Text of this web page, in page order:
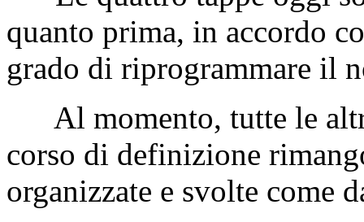
quanto prima, in accordo
grado di riprogrammare il
Al momento, tutte le
corso di definizione
organizzate e svolte come